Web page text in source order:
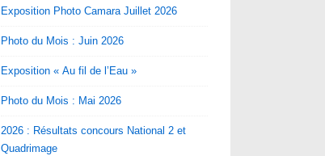
Exposition Photo Camara Juillet 2026
Photo du Mois : Juin 2026
Exposition « Au fil de l’Eau »
Photo du Mois : Mai 2026
2026 : Résultats concours National 2 et
Quadrimage